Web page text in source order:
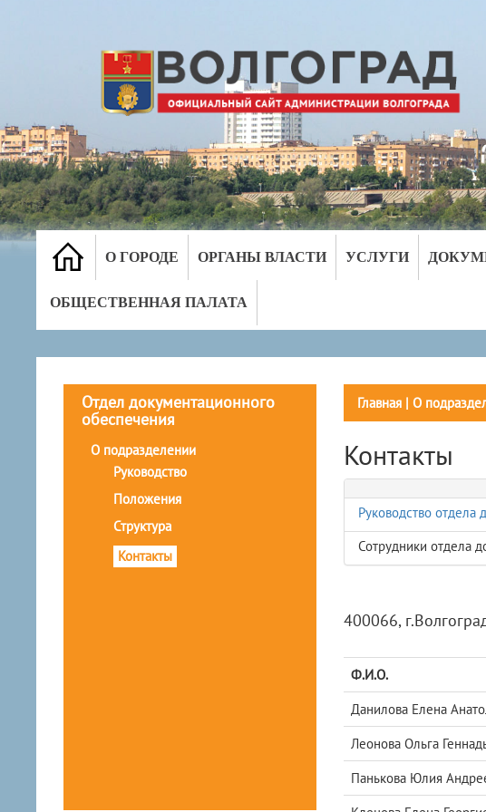
О ГОРОДЕ ОРГАНЫ ВЛАСТИ УСЛУГИ
ОБЩЕСТВЕННАЯ ПАЛАТА
Отдел документационного
обеспечения
О подразделении
Руководство
Положения
Структура
Контакты
Главная| О
Контакты
Руководство отдела
Сотрудники отдела
400066,
Ф.И.О.
Данилова Елена
Леонова Ольга
Панькова Юлия